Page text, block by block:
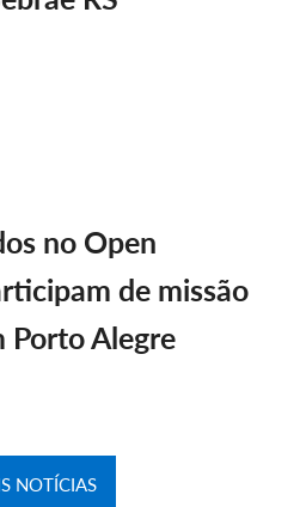
no Open
de missão
Porto Alegre
NOTÍCIAS